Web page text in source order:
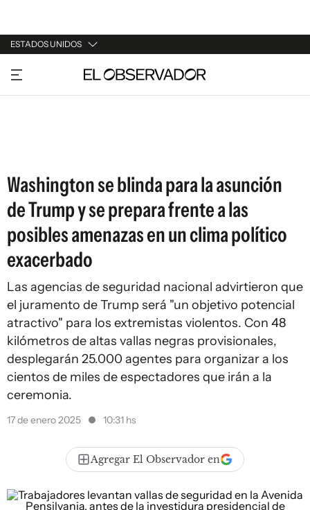
ESTADOS UNIDOS
URUGUAY
ARGENTINA
Washington se blinda para la asunción
de Trump y se prepara frente a las
posibles amenazas en un clima político
exacerbado
Las agencias de seguridad nacional advirtieron que
el juramento de Trump será "un objetivo potencial
atractivo" para los extremistas violentos. Con 48
kilómetros de altas vallas negras provisionales,
desplegarán 25.000 agentes para organizar a los
cientos de miles de espectadores que irán a la
ceremonia.
17 de enero 2025 10:31 hs
Agregar El Observador en